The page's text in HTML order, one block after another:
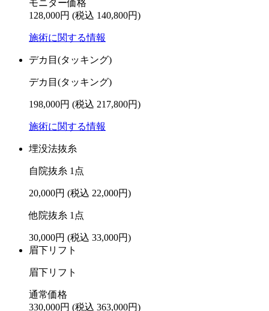
モニター価格
128,000円 (税込 140,800円)
施術に関する情報
デカ目(タッキング)
デカ目(タッキング)
198,000円 (税込 217,800円)
施術に関する情報
埋没法抜糸
自院抜糸 1点
20,000円 (税込 22,000円)
他院抜糸 1点
30,000円 (税込 33,000円)
眉下リフト
眉下リフト
通常価格
330,000円 (税込 363,000円)